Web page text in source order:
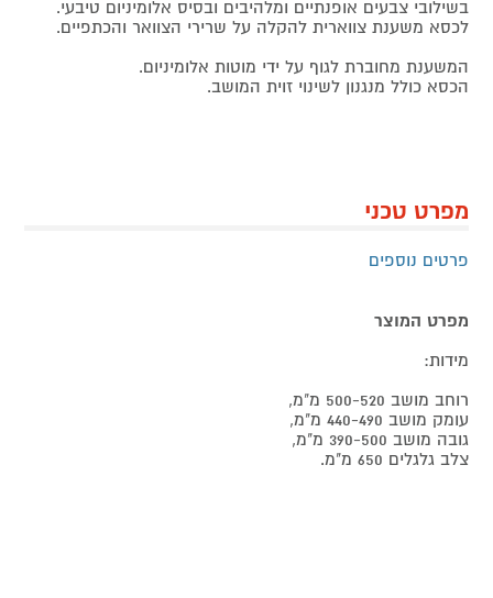
בשילובי צבעים אופנתיים ומלהיבים ובסיס אלומיניום טיבעי.
לכסא משענת צווארית להקלה על שרירי הצוואר והכתפיים.
המשענת מחוברת לגוף על ידי מוטות אלומיניום.
הכסא כולל מנגנון לשינוי זוית המושב.
מפרט טכני
פרטים נוספים
מפרט המוצר
מידות:
רוחב מושב 500-520 מ"מ,
עומק מושב 440-490 מ"מ,
גובה מושב 390-500 מ"מ,
צלב גלגלים 650 מ"מ.